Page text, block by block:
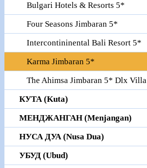
Bulgari Hotels & Resorts 5*
Four Seasons Jimbaran 5*
Intercontininental Bali Resort 5*
Karma Jimbaran 5*
The Ahimsa Jimbaran 5* Dlx Villa
КУТА (Kuta)
МЕНДЖАНГАН (Menjangan)
НУСА ДУА (Nusa Dua)
УБУД (Ubud)